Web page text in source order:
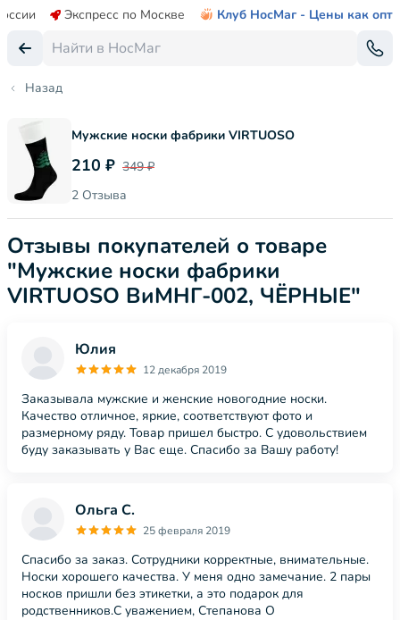
Экспресс по Москве Клуб НосМаг - Цены как опт
Назад
Мужские носки фабрики VIRTUOSO
210 ₽ 349 ₽
2 Отзыва
Отзывы покупателей о товаре
"Мужские носки фабрики
VIRTUOSO ВиМНГ-002, ЧЁРНЫЕ"
Юлия
12 декабря 2019
Заказывала мужские и женские новогодние носки.
Качество отличное, яркие, соответствуют фото и
размерному ряду. Товар пришел быстро. С удовольствием
буду заказывать у Вас еще. Спасибо за Вашу работу!
Ольга С.
25 февраля 2019
Спасибо за заказ. Сотрудники корректные, внимательные.
Носки хорошего качества. У меня одно замечание. 2 пары
носков пришли без этикетки, а это подарок для
родственников.С уважением, Степанова О